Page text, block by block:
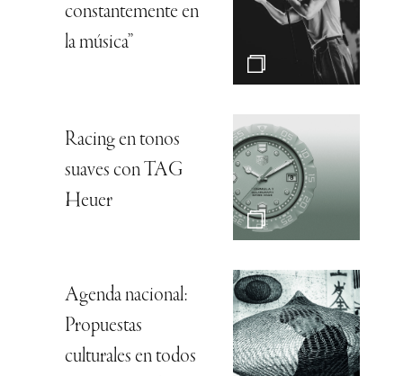
constantemente en
la música”
Racing en tonos
suaves con TAG
Heuer
Agenda nacional:
Propuestas
culturales en todos